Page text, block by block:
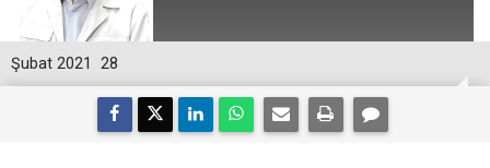
28
Şubat 2021